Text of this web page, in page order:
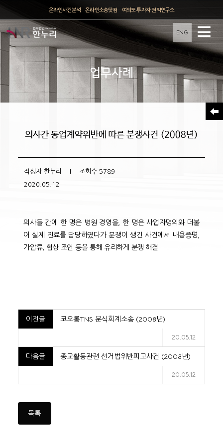
온라인사건분석 온라인소송닷컴 여의도 투자자 권익연구소
ENG
업무사례
의사간 동업계약위반에 따른 분쟁사건 (2008년)
작성자 한누리 l 조회수 5789
2020.05.12
의사들 간에 한 명은 병원 경영을, 한 명은 사업자명의와 더불
어 실제 진료를 담당하였다가 분쟁이 생긴 사건에서 내용증명,
가압류, 협상 조언 등을 통해 유리하게 분쟁 해결
이전글 코오롱TNS 분식회계소송 (2008년)
20.05.12
다음글 종교활동관련 선거법위반피고사건 (2008년)
20.05.12